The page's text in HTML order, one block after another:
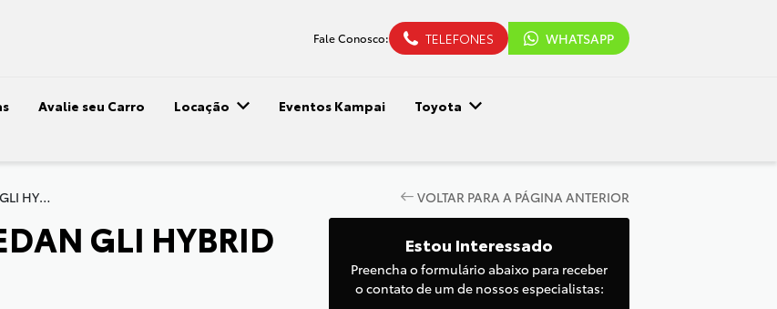
Fale Conosco: TELEFONES WHATSAPP
Avalie seu Carro Locação Eventos Kampai
Toyota
COROLLA SEDAN GLI HYBRID CVT VOLTAR PARA A PÁGINA ANTERIOR
GLI HYBRID Estou Interessado
Preencha o formulário abaixo para receber
o contato de um de nossos especialistas: